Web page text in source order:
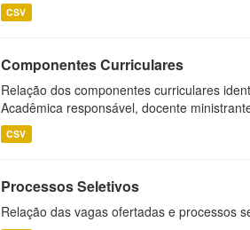
CSV
Componentes Curriculares
Relação dos componentes curriculares
Acadêmica responsável, docente
CSV
Processos Seletivos
Relação das vagas ofertadas e processos